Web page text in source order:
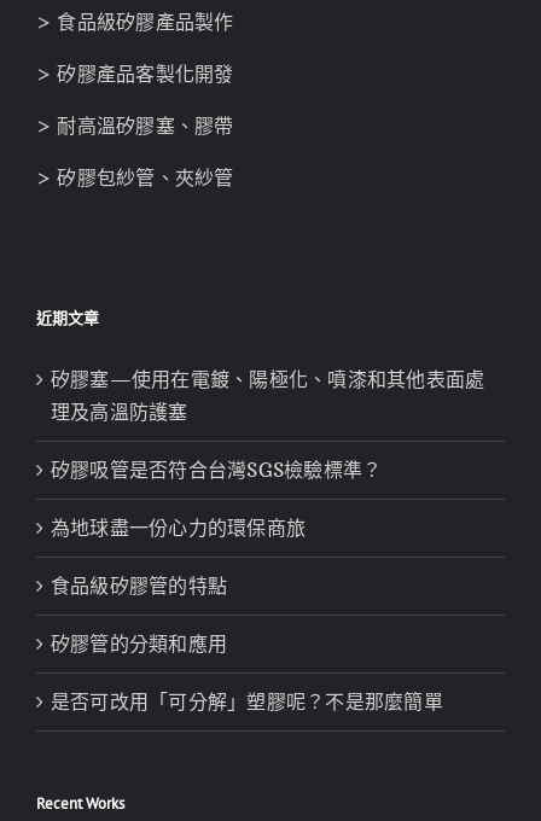
> 食品級矽膠產品製作
> 矽膠產品客製化開發
> 耐高溫矽膠塞、膠帶
> 矽膠包紗管、夾紗管
近期文章
矽膠塞—使用在電鍍、陽極化、噴漆和其他表面處
理及高溫防護塞
矽膠吸管是否符合台灣SGS檢驗標準？
為地球盡一份心力的環保商旅
食品級矽膠管的特點
矽膠管的分類和應用
是否可改用「可分解」塑膠呢？不是那麼簡單
Recent Works